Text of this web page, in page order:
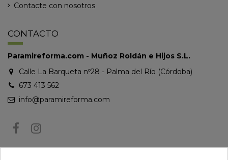
Contacte con nosotros
CONTACTO
Paramireforma.com - Muñoz Roldán e Hijos S.L.
Calle La Barqueta nº28 - Palma del Río (Córdoba)
673 413 562
info@paramireforma.com